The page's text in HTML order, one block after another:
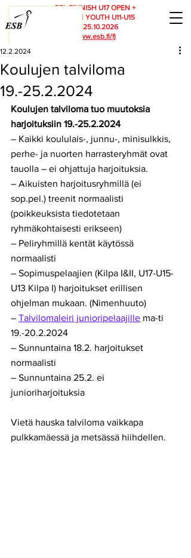
RSL FINNISH U17 OPEN +
FINNISH YOUTH U11-U15
23.-25.10.2026
www.esb.fi/fj
Koulujen talviloma
19.-25.2.2024
12.2.2024
Koulujen talviloma tuo muutoksia
harjoituksiin 19.-25.2.2024
– Kaikki koululais-, junnu-, minisulkkis,
perhe- ja nuorten harrasteryhmät ovat
tauolla – ei ohjattuja harjoituksia.
– Aikuisten harjoitusryhmillä (ei
sop.pel.) treenit normaalisti
(poikkeuksista tiedotetaan
ryhmäkohtaisesti erikseen)
– Peliryhmillä kentät käytössä
normaalisti
– Sopimuspelaajien (Kilpa I&II, U17-U15-
U13 Kilpa I) harjoitukset erillisen
ohjelman mukaan. (Nimenhuuto)
– Talvilomaleiri junioripelaajille ma-ti
19.-20.2.2024
– Sunnuntaina 18.2. harjoitukset
normaalisti
– Sunnuntaina 25.2. ei
junioriharjoituksia
Vietä hauska talviloma vaikkapa
pulkkamäessä ja metsässä hiihdellen.